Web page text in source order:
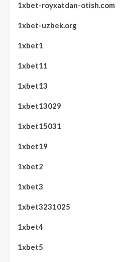
1xbet-royxatdan-otish.com
1xbet-uzbek.org
1xbet1
1xbet11
1xbet13
1xbet13029
1xbet15031
1xbet19
1xbet2
1xbet3
1xbet3231025
1xbet4
1xbet5